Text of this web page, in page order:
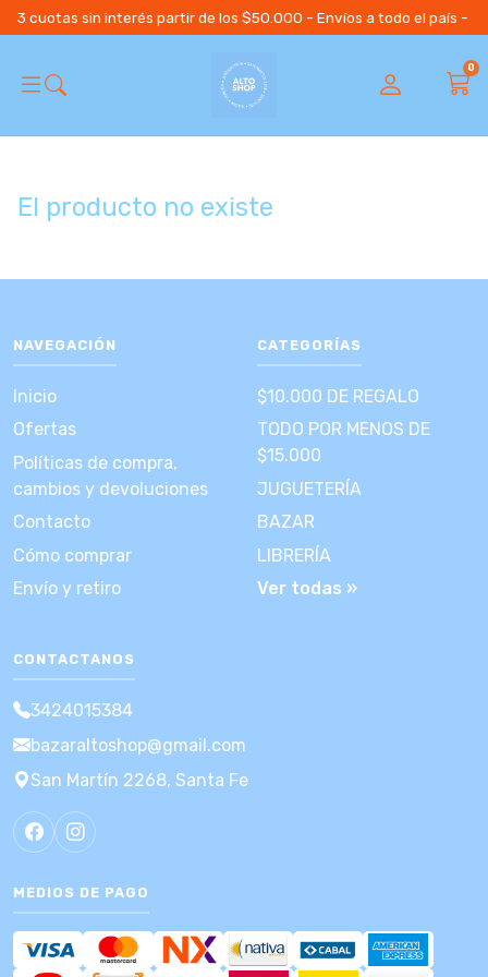
3 cuotas sin interés partir de los $50.000 - Envíos a todo el país -
0
El producto no existe
NAVEGACIÓN
Inicio
Ofertas
Políticas de compra,
cambios y devoluciones
Contacto
Cómo comprar
Envío y retiro
CATEGORÍAS
$10.000 DE REGALO
TODO POR MENOS DE
$15.000
JUGUETERÍA
BAZAR
LIBRERÍA
Ver todas »
CONTACTANOS
3424015384
bazaraltoshop@gmail.com
San Martín 2268, Santa Fe
MEDIOS DE PAGO